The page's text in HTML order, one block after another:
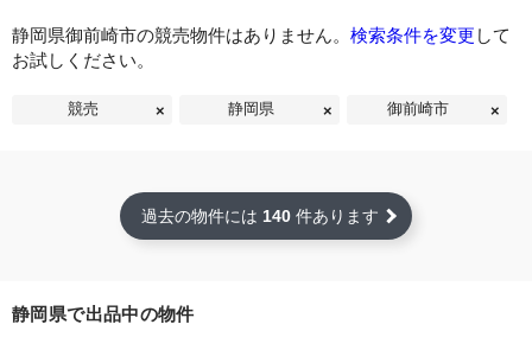
静岡県御前崎市の競売物件はありません。 検索条件を変更 して
お試しください。
競売 静岡県 御前崎市
過去の物件には 140 件あります
静岡県で出品中の物件